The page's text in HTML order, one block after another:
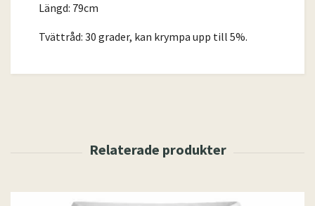
Längd: 79cm
Tvättråd: 30 grader, kan krympa upp till 5%.